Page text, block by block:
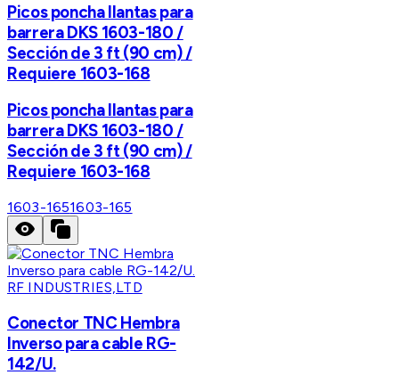
Picos poncha llantas para
barrera DKS 1603-180 /
Sección de 3 ft (90 cm) /
Requiere 1603-168
Picos poncha llantas para
barrera DKS 1603-180 /
Sección de 3 ft (90 cm) /
Requiere 1603-168
1603-1651603-165
RF INDUSTRIES,LTD
Conector TNC Hembra
Inverso para cable RG-
142/U.